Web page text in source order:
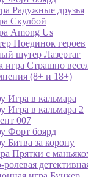
Радужные друзья
Скулбой
Among Us
Поединок героев
шутер Лазертаг
игра Страшно
(8+ и 18+)
Игра в кальмара
Игра в кальмара 2
007
Форт боярд
Битва за корону
Прятки с